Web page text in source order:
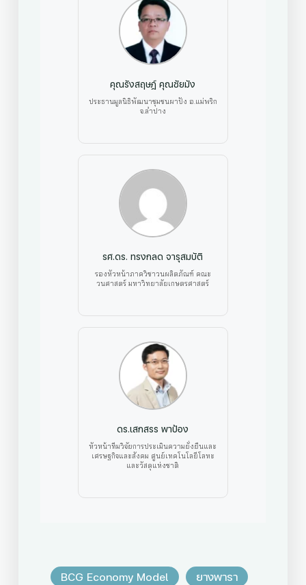
คุณรังสฤษฎ์ คุณชัยมัง
ประธานมูลนิธิพัฒนาชุมชนผาปัง อ.แม่พริก
จ.ลำปาง
รศ.ดร. ทรงกลด จารุสมบัติ
รองหัวหน้าภาควิชาวนผลิตภัณฑ์ คณะ
วนศาสตร์ มหาวิทยาลัยเกษตรศาสตร์
ดร.เสกสรร พาป้อง
หัวหน้าทีมวิจัยการประเมินความยั่งยืนและ
เศรษฐกิจและสังคม ศูนย์เทคโนโลยีโลหะ
และวัสดุแห่งชาติ
BCG Economy Model
ยางพารา